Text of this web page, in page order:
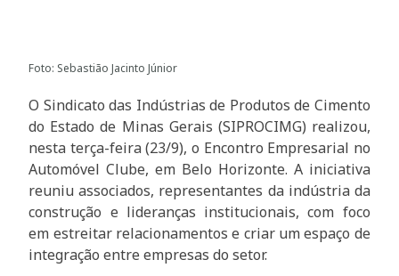
Foto: Sebastião Jacinto Júnior
O Sindicato das Indústrias de Produtos de Cimento
do Estado de Minas Gerais (SIPROCIMG) realizou,
nesta terça-feira (23/9), o Encontro Empresarial no
Automóvel Clube, em Belo Horizonte. A iniciativa
reuniu associados, representantes da indústria da
construção e lideranças institucionais, com foco
em estreitar relacionamentos e criar um espaço de
integração entre empresas do setor.